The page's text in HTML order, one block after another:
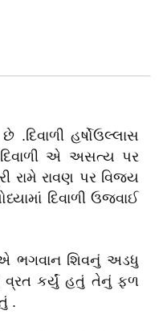
.દિવાળી હર્ષોઉલ્લાસ
એ અસત્ય પર
રામે રાવણ પર વિજય
દિવાળી ઉજવાઈ
ભગવાન શિવનું અડધુ
વ્રત કર્યું હતું તેનું ફળ
.